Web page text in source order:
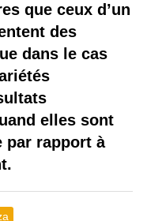
que ceux d’un
des
dans le cas
elles sont
par rapport à